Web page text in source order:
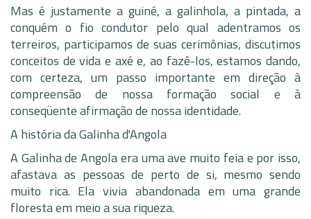
Mas é justamente a guiné, a galinhola, a pintada, a
conquém o fio condutor pelo qual adentramos os
terreiros, participamos de suas cerimônias, discutimos
conceitos de vida e axé e, ao fazê-los, estamos dando,
com certeza, um passo importante em direção à
compreensão de nossa formação social e à
conseqüente afirmação de nossa identidade.
A história da Galinha d'Angola
A Galinha de Angola era uma ave muito feia e por isso,
afastava as pessoas de perto de si, mesmo sendo
muito rica. Ela vivia abandonada em uma grande
floresta em meio a sua riqueza.